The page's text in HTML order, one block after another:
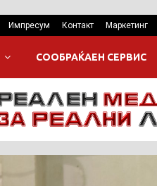
Импресум Контакт Маркетинг
СООБРАЌАЕН СЕРВИС